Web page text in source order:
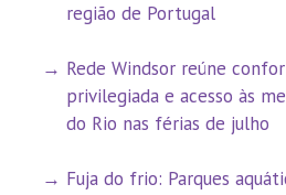
região de Portugal
Rede Windsor reúne
privilegiada e acesso às
do Rio nas férias de julho
Fuja do frio: Parques